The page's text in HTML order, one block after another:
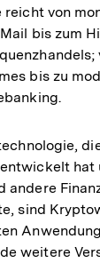
von
bis zum
bis zu
hat
andere
sind
weitere